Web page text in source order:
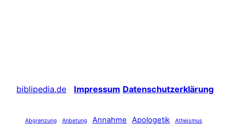
biblipedia.de Impressum Datenschutzerklärung
Abgrenzung Anbetung Annahme Apologetik Atheismus